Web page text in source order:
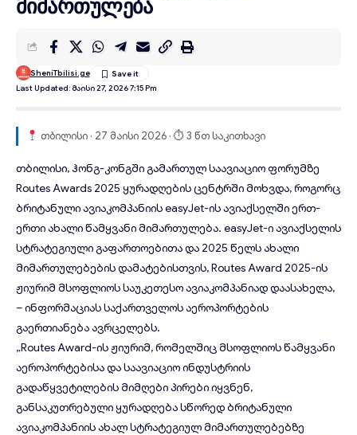
Last Updated: Მაისი 27, 2026 7:15 Pm
SheniTbilisi.ge
თბილისი · 27 მაისი 2026 · ⏱ 3 წთ საკითხავი
თბილისი, ჰონგ-კონგში გამართულ საავიაციო ფორუმზე
Routes Awards 2025 ყურადღების ცენტრში მოხვდა, როგორც
ბრიტანული ავიაკომპანიისeasyJet-ისავიაქსელში ერთ-
ერთი ახალი წამყვანი მიმართულება. easyJet-ი ავიაქსელის
სტრატეგიული გაფართოებითა და 2025 წელს ახალი
მიმართულებების დამატებისთვის, Routes Award 2025-ის
ჟიურიმ მსოფლიოს საუკეთესო ავიაკომპანიად დაასახელა,
– ინფორმაციას საქართველოს აეროპორტების
გაერთიანება ავრცელებს.
„Routes Award-ის ჟიურიმ, რომელშიც მსოფლიოს წამყვანი
აეროპორტებისა და საავიაციო ინდუსტრიის
გადაწყვეტილების მიმღები პირები იყვნენ,
განსაკუთრებული ყურადღება სწორედ ბრიტანული
ავიაკომპანიის ახალ სტრატეგიულ მიმართულებებზე